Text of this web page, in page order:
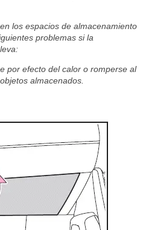
los espacios de almacenamiento
problemas si la
por efecto del calor o romperse al
almacenados.